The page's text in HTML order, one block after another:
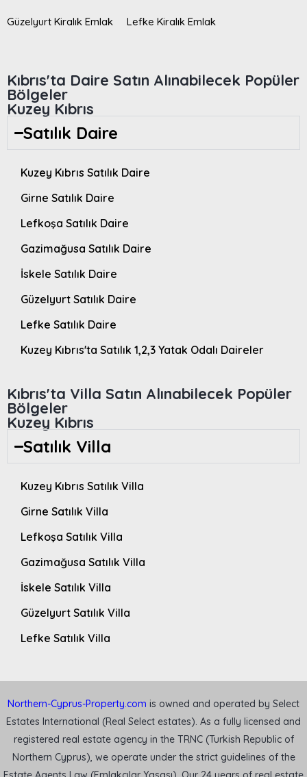
Güzelyurt Kiralık Emlak Lefke Kiralık Emlak
Kıbrıs'ta Daire Satın Alınabilecek Popüler
Bölgeler
Kuzey Kıbrıs
Satılık Daire
Kuzey Kıbrıs Satılık Daire
Girne Satılık Daire
Lefkoşa Satılık Daire
Gazimağusa Satılık Daire
İskele Satılık Daire
Güzelyurt Satılık Daire
Lefke Satılık Daire
Kuzey Kıbrıs'ta Satılık 1,2,3 Yatak Odalı Daireler
Kıbrıs'ta Villa Satın Alınabilecek Popüler
Bölgeler
Kuzey Kıbrıs
Satılık Villa
Kuzey Kıbrıs Satılık Villa
Girne Satılık Villa
Lefkoşa Satılık Villa
Gazimağusa Satılık Villa
İskele Satılık Villa
Güzelyurt Satılık Villa
Lefke Satılık Villa
Northern-Cyprus-Property.com is owned and operated by Select
Estates International (Real Select estates). As a fully licensed and
registered real estate agency in the TRNC (Turkish Republic of
Northern Cyprus), we operate under the strict guidelines of the